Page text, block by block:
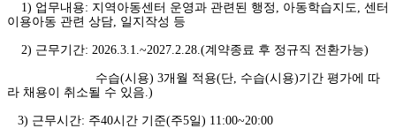
1) 업무내용: 지역아동센터 운영과 관련된 행정, 아동학습지도, 센터
이용아동 관련 상담, 일지작성 등
2) 근무기간: 2026.3.1.~2027.2.28.(계약종료 후 정규직 전환가능)
수습(시용) 3개월 적용(단, 수습(시용)기간 평가에 따
라 채용이 취소될 수 있음.)
3) 근무시간: 주40시간 기준(주5일) 11:00~20:00